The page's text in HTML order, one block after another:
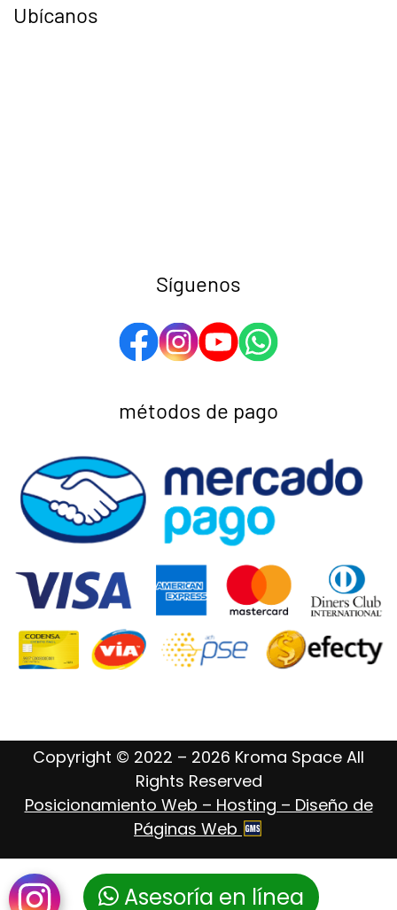
Asesoría en línea
Ubícanos
Síguenos
métodos de pago
Copyright © 2022 – 2026 Kroma Space All
Rights Reserved
Posicionamiento Web – Hosting – Diseño de
Páginas Web